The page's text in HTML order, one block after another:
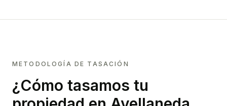
METODOLOGÍA DE TASACIÓN
¿Cómo tasamos tu